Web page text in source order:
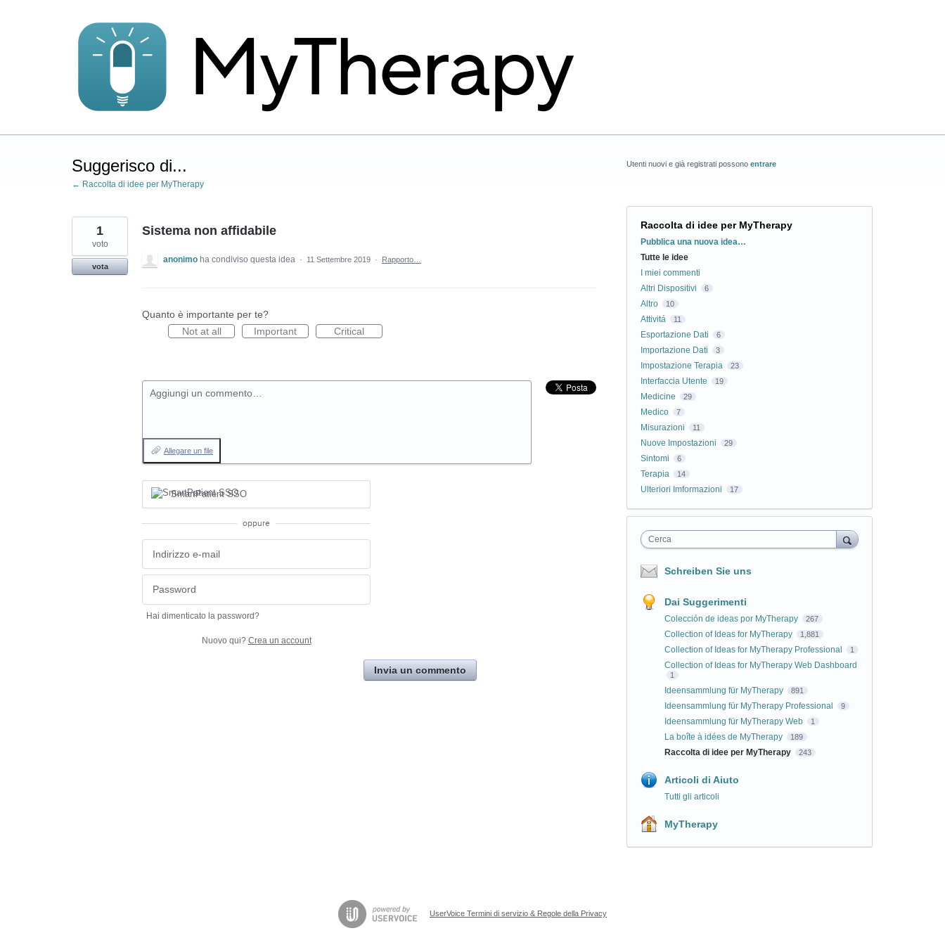
Suggerisco di...
← Raccolta di idee per MyTherapy
Sistema non affidabile
1
voto
vota
anonimo ha condiviso questa idea · 11 Settembre 2019 · Rapporto…
Quanto è importante per te?
Not at all
Important Critical
Aggiungi un commento…
Allegare un file
SmartPatient SSO
oppure
Hai dimenticato la password?
Nuovo qui? Crea un account
Invia un commento
Utenti nuovi e già registrati possono entrare
Raccolta di idee per MyTherapy
Categorie
Pubblica una nuova idea…
Tutte le idee
I miei commenti
Altri Dispositivi
6
Altro 10
Attivitá 11
Esportazione Dati 6
Importazione Dati 3
Impostazione Terapia 23
Interfaccia Utente 19
Medicine 29
Medico 7
Misurazioni 11
Nuove Impostazioni 29
Sintomi 6
Terapia 14
Ulteriori Imformazioni 17
Cerca
Schreiben Sie uns
Dai Suggerimenti
Colección de ideas por MyTherapy 267
Collection of Ideas for MyTherapy 1,881
Collection of Ideas for MyTherapy Professional 1
Collection of Ideas for MyTherapy Web Dashboard
1
Ideensammlung für MyTherapy 891
Ideensammlung für MyTherapy Professional 9
Ideensammlung für MyTherapy Web 1
La boîte à idées de MyTherapy 189
Raccolta di idee per MyTherapy 243
Articoli di Aiuto
Tutti gli articoli
MyTherapy
UserVoice Termini di servizio & Regole della Privacy